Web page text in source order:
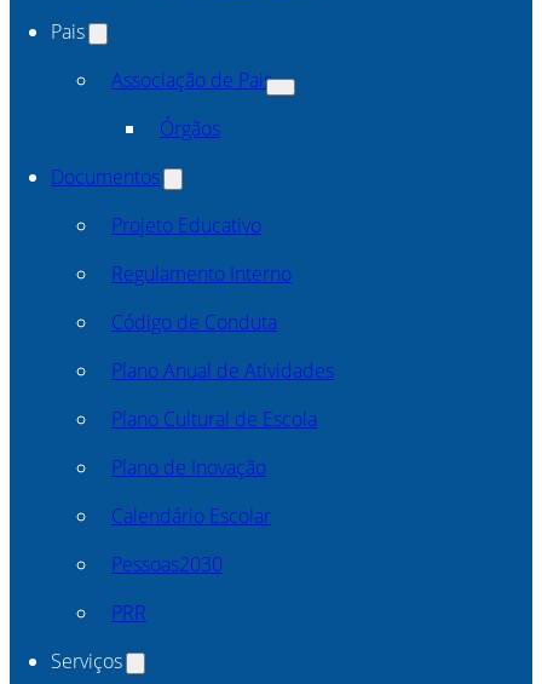
Pais
Associação de Pais
Órgãos
Documentos
Projeto Educativo
Regulamento Interno
Código de Conduta
Plano Anual de Atividades
Plano Cultural de Escola
Plano de Inovação
Calendário Escolar
Pessoas2030
PRR
Serviços